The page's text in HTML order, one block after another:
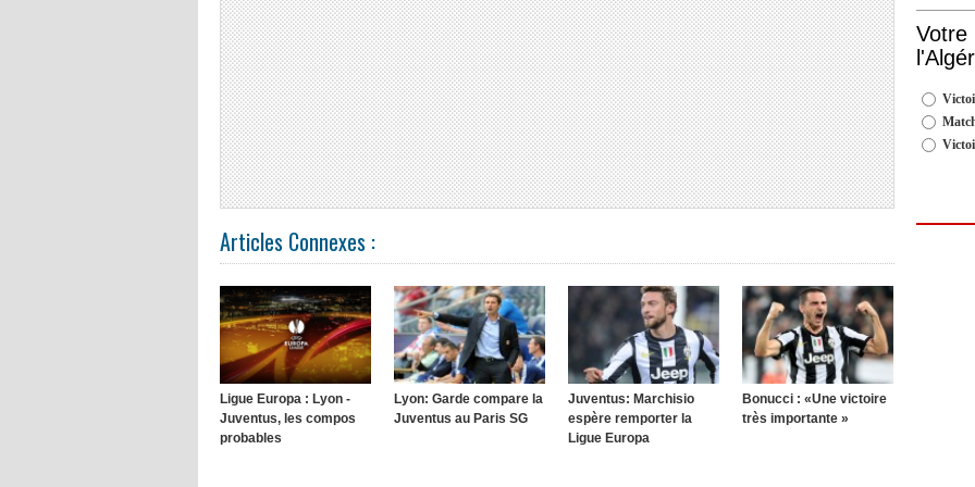
Articles Connexes :
Ligue Europa : Lyon -
Juventus, les compos
probables
Lyon: Garde compare la
Juventus au Paris SG
Juventus: Marchisio
espère remporter la
Ligue Europa
Bonucci : «Une victoire
très importante »
Votre